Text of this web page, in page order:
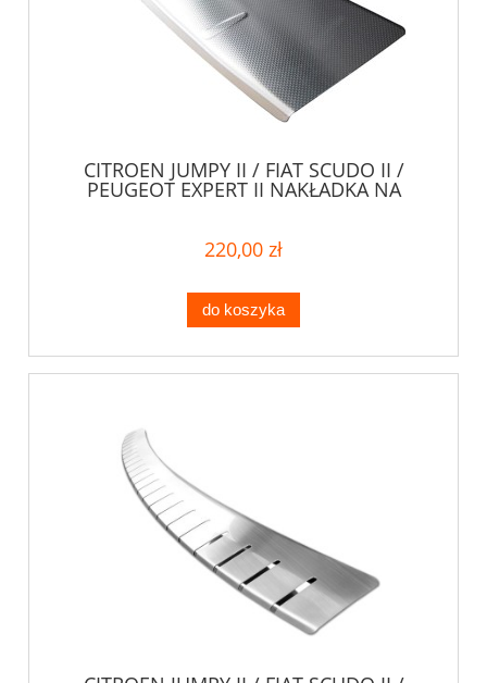
CITROEN JUMPY II / FIAT SCUDO II /
PEUGEOT EXPERT II NAKŁADKA NA
220,00 zł
do koszyka